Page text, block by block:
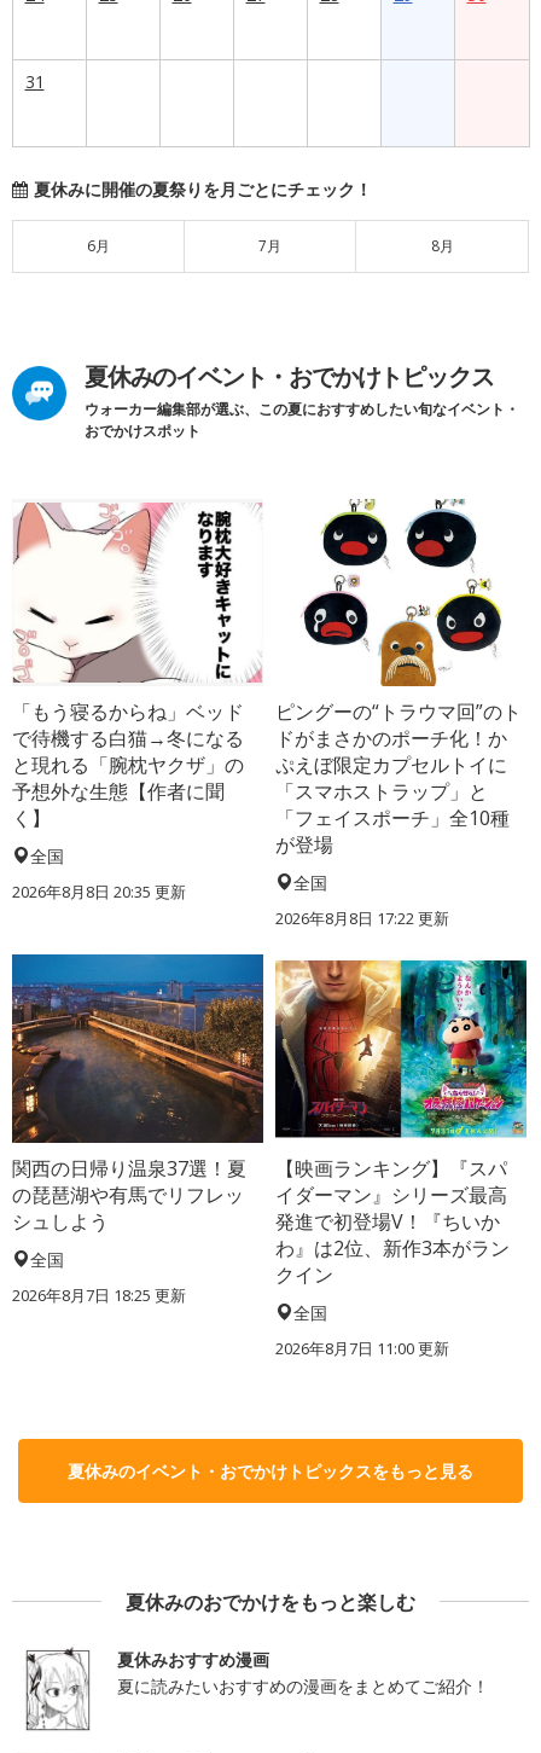
31
夏休みに開催の夏祭りを月ごとにチェック！
6月 7月 8月
夏休みのイベント・おでかけトピックス
ウォーカー編集部が選ぶ、この夏におすすめしたい旬なイベント・
おでかけスポット
「もう寝るからね」ベッド
で待機する白猫→冬になる
と現れる「腕枕ヤクザ」の
予想外な生態【作者に聞
く】
全国
2026年8月8日 20:35 更新
ピングーの“トラウマ回”のト
ドがまさかのポーチ化！か
ぷえぼ限定カプセルトイに
「スマホストラップ」と
「フェイスポーチ」全10種
が登場
全国
2026年8月8日 17:22更新
関西の日帰り温泉37選！夏
の琵琶湖や有馬でリフレッ
シュしよう
全国
2026年8月7日 18:25 更新
【映画ランキング】『スパ
イダーマン』シリーズ最高
発進で初登場V！『ちいか
わ』は2位、新作3本がラン
クイン
全国
2026年8月7日 11:00更新
夏休みのイベント・おでかけトピックスをもっと見る
夏休みのおでかけをもっと楽しむ
夏休みおすすめ漫画
夏に読みたいおすすめの漫画をまとめてご紹介！